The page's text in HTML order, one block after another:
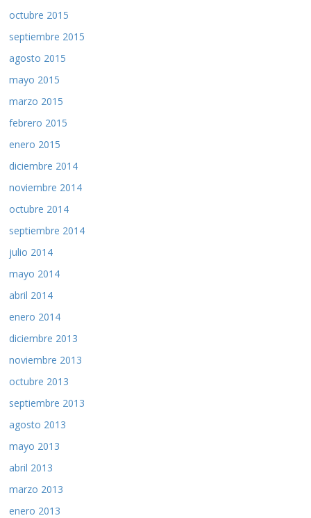
octubre 2015
septiembre 2015
agosto 2015
mayo 2015
marzo 2015
febrero 2015
enero 2015
diciembre 2014
noviembre 2014
octubre 2014
septiembre 2014
julio 2014
mayo 2014
abril 2014
enero 2014
diciembre 2013
noviembre 2013
octubre 2013
septiembre 2013
agosto 2013
mayo 2013
abril 2013
marzo 2013
enero 2013